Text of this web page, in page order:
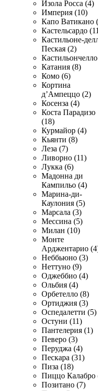
Изола Росса (4)
Империя (10)
Капо Ватикано
Кастельсардо
Кастильоне-
Пеская (2)
Катания (8)
Комо (6)
Кортина
д’Ампеццо (2)
Косенза (4)
Коста Парадизо
(18)
Курмайор (4)
Кьянти (8)
Леза (7)
Ливорно (11)
Лукка (6)
Мадонна ди
Кампильо (4)
Марина-ди-
Каулония (5)
Марсала (3)
Мессина (5)
Милан (10)
Монте
Арджентарио
Неббьюно (3)
Неттуно (9)
Оджеббио (4)
Ольбия (4)
Орбетелло (8)
Ортиджия (3)
Оспедалетти (5)
Остуни (11)
Пантелерия (1)
Певеро (3)
Перуджа (4)
Пескара (31)
Пиза (18)
Пиццо Калабро
Позитано (7)